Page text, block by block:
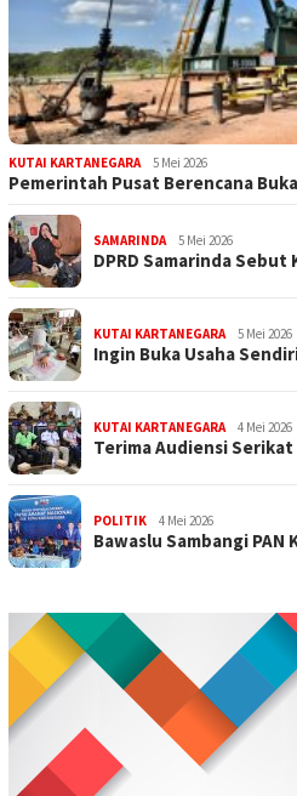
KUTAI KARTANEGARA 5 Mei 2026
Pemerintah Pusat Berencana
SAMARINDA 5 Mei 2026
DPRD Samarinda
KUTAI KARTANEGARA 5 Mei 2026
Ingin Buka Usaha
KUTAI KARTANEGARA 4 Mei 2026
Terima Audiensi
POLITIK 4 Mei 2026
Bawaslu Sambangi